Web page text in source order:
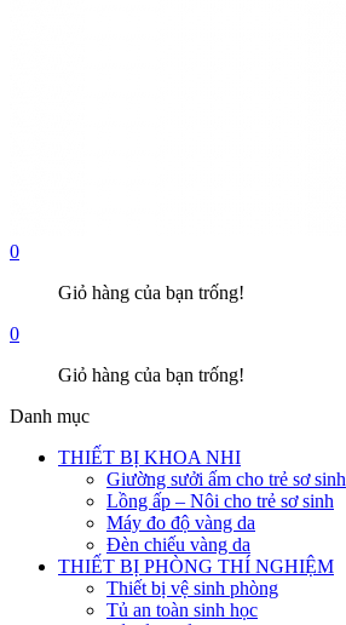
0
Giỏ hàng của bạn trống!
0
Giỏ hàng của bạn trống!
Danh mục
THIẾT BỊ KHOA NHI
Giường sưởi ấm cho trẻ sơ sinh
Lồng ấp – Nôi cho trẻ sơ sinh
Máy đo độ vàng da
Đèn chiếu vàng da
THIẾT BỊ PHÒNG THÍ NGHIỆM
Thiết bị vệ sinh phòng
Tủ an toàn sinh học